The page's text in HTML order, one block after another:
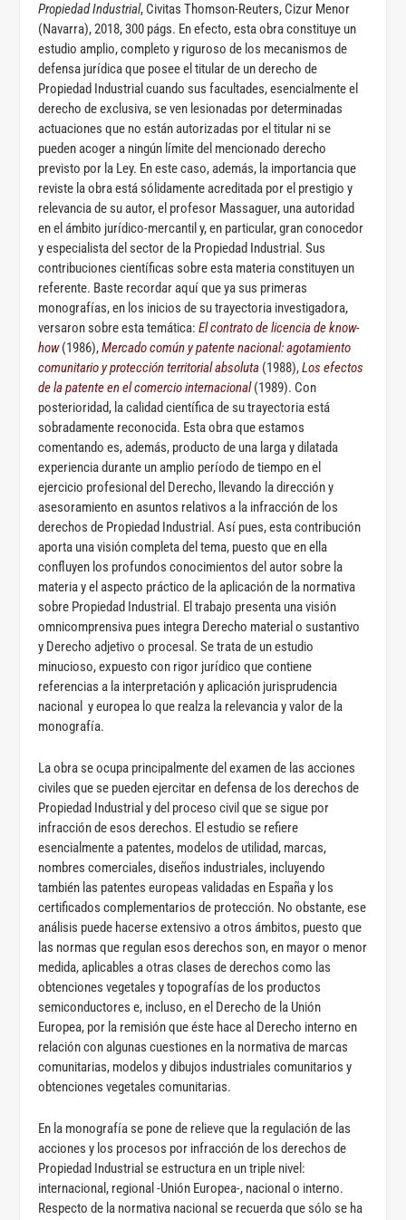
Propiedad Industrial, Civitas Thomson-Reuters, Cizur Menor
(Navarra), 2018, 300 págs. En efecto, esta obra constituye un
estudio amplio, completo y riguroso de los mecanismos de
defensa jurídica que posee el titular de un derecho de
Propiedad Industrial cuando sus facultades, esencialmente el
derecho de exclusiva, se ven lesionadas por determinadas
actuaciones que no están autorizadas por el titular ni se
pueden acoger a ningún límite del mencionado derecho
previsto por la Ley. En este caso, además, la importancia que
reviste la obra está sólidamente acreditada por el prestigio y
relevancia de su autor, el profesor Massaguer, una autoridad
en el ámbito jurídico-mercantil y, en particular, gran conocedor
y especialista del sector de la Propiedad Industrial. Sus
contribuciones científicas sobre esta materia constituyen un
referente. Baste recordar aquí que ya sus primeras
monografías, en los inicios de su trayectoria investigadora,
versaron sobre esta temática:El contrato de licencia de know-
how(1986),Mercado común y patente nacional: agotamiento
comunitario y protección territorial absoluta (1988),Los efectos
de la patente en el comercio internacional(1989). Con
posterioridad, la calidad científica de su trayectoria está
sobradamente reconocida. Esta obra que estamos
comentando es, además, producto de una larga y dilatada
experiencia durante un amplio período de tiempo en el
ejercicio profesional del Derecho, llevando la dirección y
asesoramiento en asuntos relativos a la infracción de los
derechos de Propiedad Industrial. Así pues, esta contribución
aporta una visión completa del tema, puesto que en ella
confluyen los profundos conocimientos del autor sobre la
materia y el aspecto práctico de la aplicación de la normativa
sobre Propiedad Industrial. El trabajo presenta una visión
omnicomprensiva pues integra Derecho material o sustantivo
y Derecho adjetivo o procesal. Se trata de un estudio
minucioso, expuesto con rigor jurídico que contiene
referencias a la interpretación y aplicación jurisprudencia
nacional y europea lo que realza la relevancia y valor de la
monografía.
La obra se ocupa principalmente del examen de las acciones
civiles que se pueden ejercitar en defensa de los derechos de
Propiedad Industrial y del proceso civil que se sigue por
infracción de esos derechos. El estudio se refiere
esencialmente a patentes, modelos de utilidad, marcas,
nombres comerciales, diseños industriales, incluyendo
también las patentes europeas validadas en España y los
certificados complementarios de protección. No obstante, ese
análisis puede hacerse extensivo a otros ámbitos, puesto que
las normas que regulan esos derechos son, en mayor o menor
medida, aplicables a otras clases de derechos como las
obtenciones vegetales y topografías de los productos
semiconductores e, incluso, en el Derecho de la Unión
Europea, por la remisión que éste hace al Derecho interno en
relación con algunas cuestiones en la normativa de marcas
comunitarias, modelos y dibujos industriales comunitarios y
obtenciones vegetales comunitarias.
En la monografía se pone de relieve que la regulación de las
acciones y los procesos por infracción de los derechos de
Propiedad Industrial se estructura en un triple nivel:
internacional, regional -Unión Europea-, nacional o interno.
Respecto de la normativa nacional se recuerda que sólo se ha